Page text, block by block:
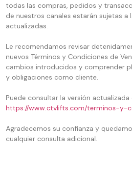
todas las compras, pedidos y
de nuestros canales estarán sujetas a
actualizadas.
Le recomendamos revisar
nuevos Términos y Condiciones de
cambios introducidos y comprender
y obligaciones como cliente.
Puede consultar la versión actualizada
https://www.ctvlifts.com/terminos-y-
Agradecemos su confianza y
cualquier consulta adicional.